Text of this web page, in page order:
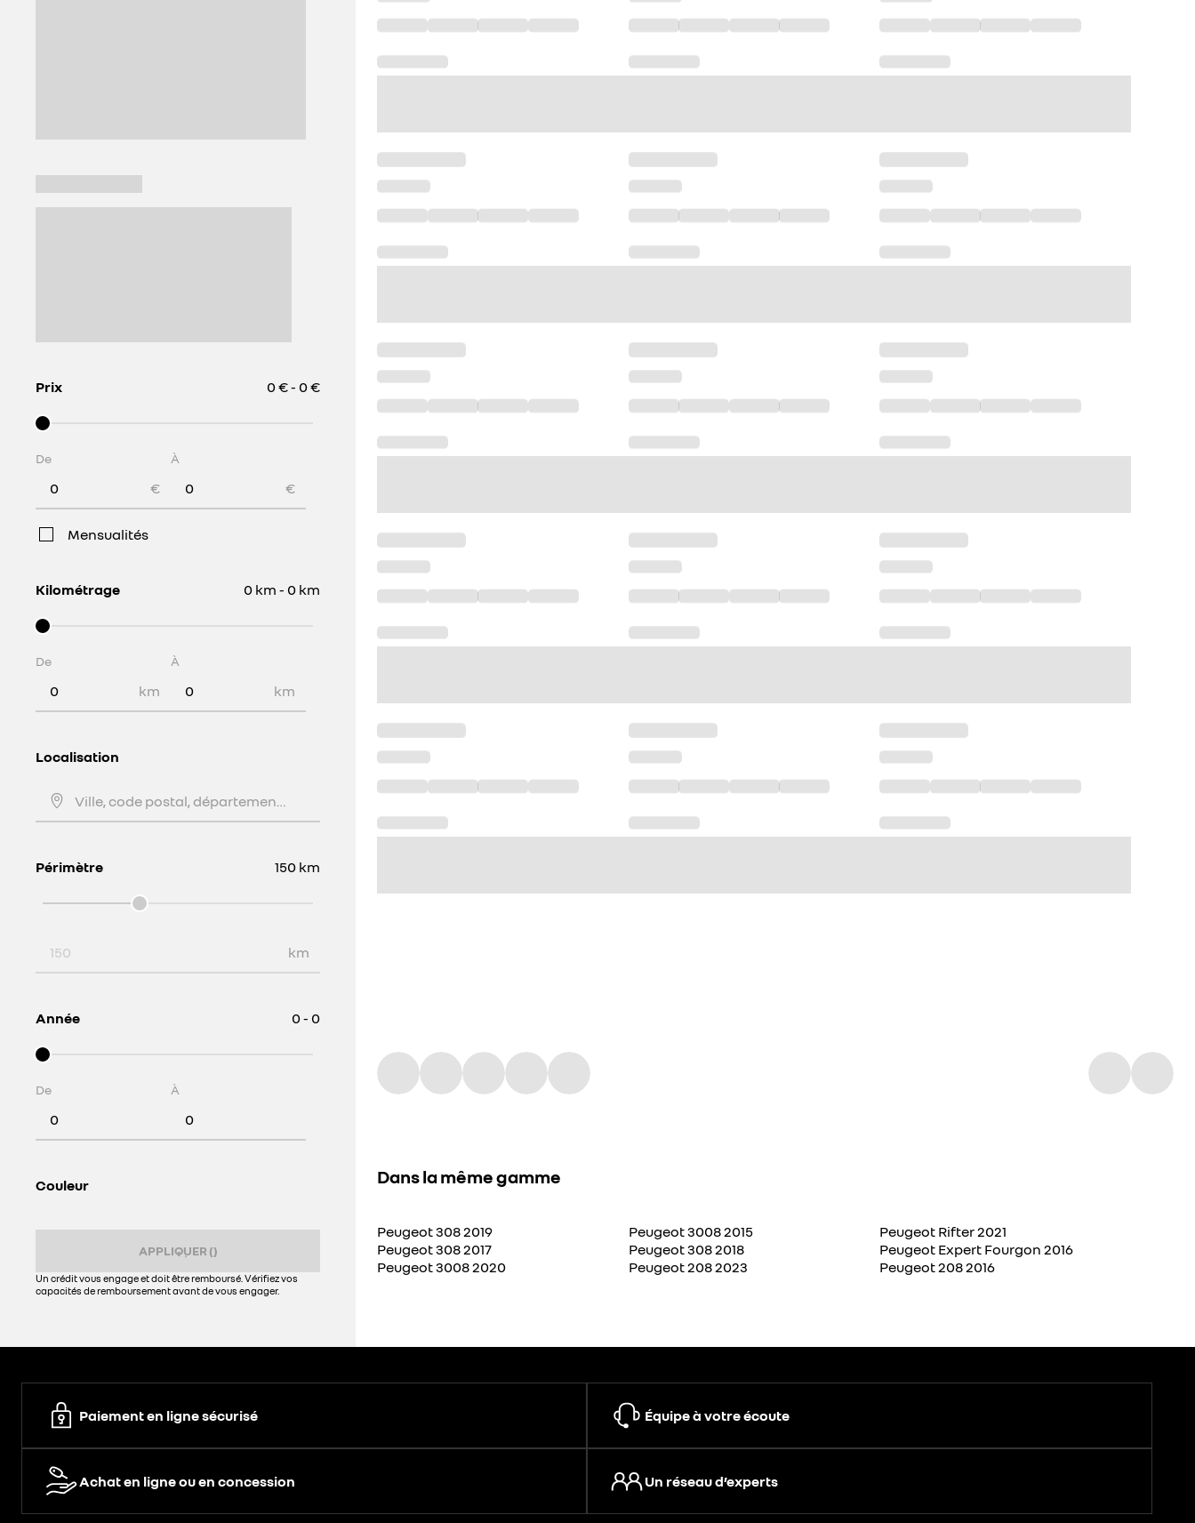
Prix 0 € - 0 €
De
€
À
€
Mensualités
Kilométrage 0 km - 0 km
De
km
À
km
Localisation
Périmètre 150 km
km
Année 0 - 0
De À
Couleur
APPLIQUER ()
Un crédit vous engage et doit être remboursé. Vérifiez vos
capacités de remboursement avant de vous engager.
Dans la même gamme
Peugeot 308 2019 Peugeot 3008 2015
Peugeot Rifter 2021
Peugeot 308 2017
Peugeot 308 2018
Peugeot Expert Fourgon 2016
Peugeot 3008 2020
Peugeot 208 2023 Peugeot 208 2016
Paiement en ligne sécurisé Équipe à votre écoute
Achat en ligne ou en concession Un réseau d’experts